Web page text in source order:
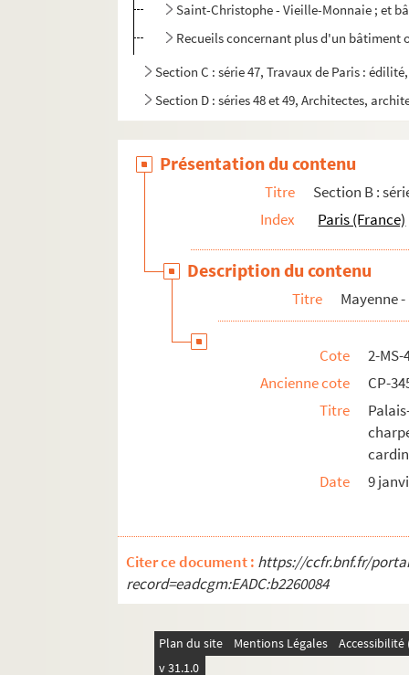
Saint-Christophe - Vieille-Monnaie ; et
Recueils concernant plus d'un bâtiment
Section C : série 47, Travaux de Paris :
Section D : séries 48 et 49, Architectes,
Présentation du contenu
Titre
Section B :
Index
Paris (France)
Description du contenu
Titre Mayenne
Cote
2-MS-
Ancienne cote
CP-
Titre
Date
9
Citer ce document : https://ccfr.bnf.fr/
record=eadcgm:EADC:b2260084
Plan du site Mentions Légales
v 31.1.0